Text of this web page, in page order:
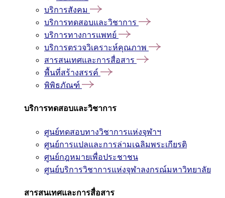
บริการสังคม
บริการทดสอบและวิชาการ
บริการทางการแพทย์
บริการตรวจวิเคราะห์คุณภาพ
สารสนเทศและการสื่อสาร
พื้นที่สร้างสรรค์
พิพิธภัณฑ์
บริการทดสอบและวิชาการ
ศูนย์ทดสอบทางวิชาการแห่งจุฬาฯ
ศูนย์การแปลและการล่ามเฉลิมพระเกียรติ
ศูนย์กฎหมายเพื่อประชาชน
ศูนย์บริการวิชาการแห่งจุฬาลงกรณ์มหาวิทยาลัย
สารสนเทศและการสื่อสาร